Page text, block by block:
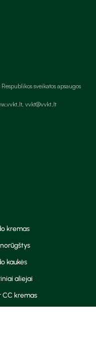
sveikatos apsaugos
vvkt@vvkt.lt
kremas
kaukės
aliejai
CC kremas